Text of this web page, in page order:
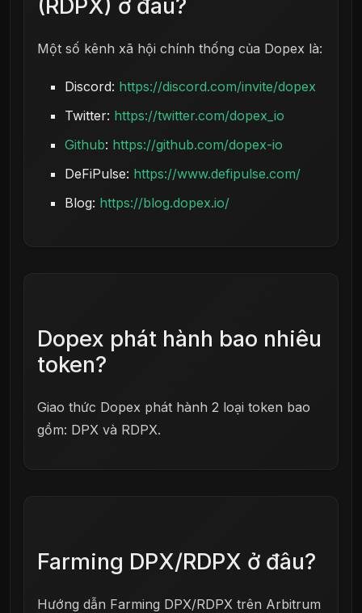
(RDPX) ở đâu?
Một số kênh xã hội chính thống của Dopex là:
Discord: https://discord.com/invite/dopex
Twitter: https://twitter.com/dopex_io
Github: https://github.com/dopex-io
DeFiPulse: https://www.defipulse.com/
Blog: https://blog.dopex.io/
Dopex phát hành bao nhiêu
token?
Giao thức Dopex phát hành 2 loại token bao
gồm: DPX và RDPX.
Farming DPX/RDPX ở đâu?
Hướng dẫn Farming DPX/RDPX trên Arbitrum